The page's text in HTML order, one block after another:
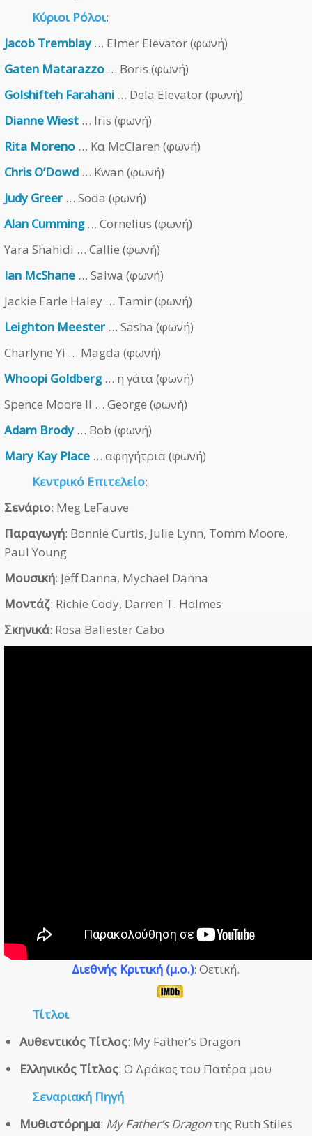
Κύριοι Ρόλοι:
Jacob Tremblay… Elmer Elevator (φωνή)
Gaten Matarazzo … Boris (φωνή)
Golshifteh Farahani … Dela Elevator (φωνή)
Dianne Wiest … Iris (φωνή)
Rita Moreno … Κα McClaren (φωνή)
Chris O’Dowd … Kwan (φωνή)
Judy Greer … Soda (φωνή)
Alan Cumming… Cornelius (φωνή)
Yara Shahidi … Callie (φωνή)
Ian McShane … Saiwa (φωνή)
Jackie Earle Haley … Tamir (φωνή)
Leighton Meester … Sasha (φωνή)
Charlyne Yi … Magda (φωνή)
Whoopi Goldberg… η γάτα (φωνή)
Spence Moore II … George (φωνή)
Adam Brody… Bob (φωνή)
Mary Kay Place … αφηγήτρια (φωνή)
Κεντρικό Επιτελείο:
Σενάριο: Meg LeFauve
Παραγωγή: Bonnie Curtis, Julie Lynn, Tomm Moore,
Paul Young
Μουσική: Jeff Danna, Mychael Danna
Μοντάζ: Richie Cody, Darren T. Holmes
Σκηνικά: Rosa Ballester Cabo
Διεθνής Κριτική (μ.ο.): Θετική.
Τίτλοι
Αυθεντικός Τίτλος: My Father’s Dragon
Ελληνικός Τίτλος: Ο Δράκος του Πατέρα μου
Σεναριακή Πηγή
Μυθιστόρημα: My Father’s Dragonτης Ruth Stiles